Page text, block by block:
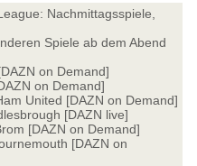
Nachmittagsspiele,
Spiele ab dem Abend
on Demand]
on Demand]
United [DAZN on Demand]
[DAZN live]
[DAZN on Demand]
[DAZN on